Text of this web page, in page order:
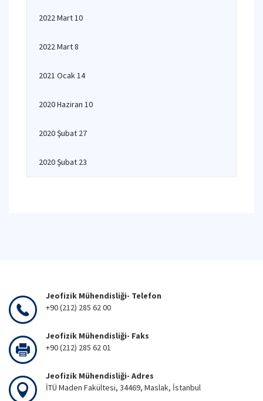
2022 Mart 10
2022 Mart 8
2021 Ocak 14
2020 Haziran 10
2020 Şubat 27
2020 Şubat 23
Jeofizik Mühendisliği- Telefon
+90 (212) 285 62 00
Jeofizik Mühendisliği- Faks
+90 (212) 285 62 01
Jeofizik Mühendisliği- Adres
İTÜ Maden Fakültesi, 34469, Maslak, İstanbul